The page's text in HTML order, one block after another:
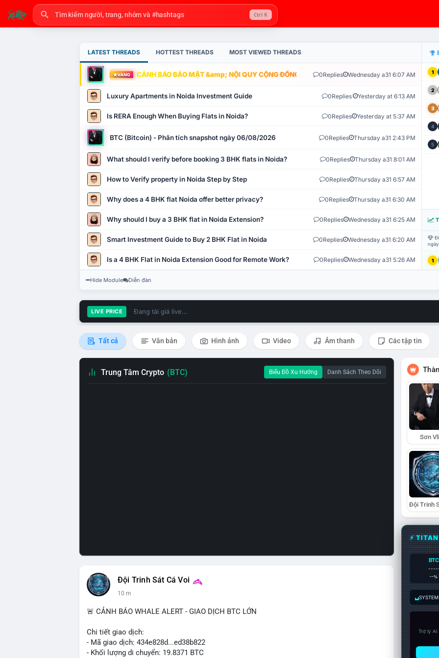
Ctrl K
LATEST THREADS HOTTEST THREADS MOST VIEWED THREADS
VÀNG CẢNH BÁO BẢO MẬT &amp; NỘI QUY CỘNG ĐỒNG VLIKE.VN: HỆ THỐNG GIÁM SÁT TỰ
0Replies Wednesday a31 6:07 AM
Luxury Apartments in Noida Investment Guide 0Replies Yesterday at 6:13 AM
Is RERA Enough When Buying Flats in Noida? 0Replies Yesterday at 5:37 AM
BTC (Bitcoin) - Phân tích snapshot ngày 06/08/2026 0Replies Thursday a31 2:43 PM
What should I verify before booking 3 BHK flats in Noida? 0Replies Thursday a31 8:01 AM
How to Verify property in Noida Step by Step 0Replies Thursday a31 6:57 AM
Why does a 4 BHK flat Noida offer better privacy? 0Replies Thursday a31 6:30 AM
Why should I buy a 3 BHK flat in Noida Extension? 0Replies Wednesday a31 6:25 AM
Smart Investment Guide to Buy 2 BHK Flat in Noida 0Replies Wednesday a31 6:20 AM
Is a 4 BHK Flat in Noida Extension Good for Remote Work? 0Replies Wednesday a31 5:26 AM
1
2
3
4
5
1
Hide Module Diễn đàn
LIVE PRICE Đang tải giá live...
Tất cả Văn bản Hình ảnh Video Âm thanh Các tập tin
Trung Tâm Crypto (BTC) Biểu Đồ Xu Hướng Danh Sách Theo Dõi
Đội Trinh Sát Cá Voi
10 m
🚨 CẢNH BÁO WHALE ALERT - GIAO DỊCH BTC LỚN
Chi tiết giao dịch:
- Mã giao dịch: 434e828d...ed38b822
- Khối lượng di chuyển: 19.8371 BTC
Sơn
⚡
BTC
--%
Trợ lý